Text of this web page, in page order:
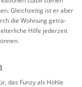
Gleich­zei­tig ist er aber
die Woh­nung ge­tra­
Hilfe je­der­zeit
das Funzy als Höhle